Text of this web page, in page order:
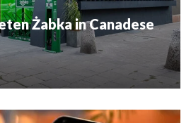
Żabka in Canadese